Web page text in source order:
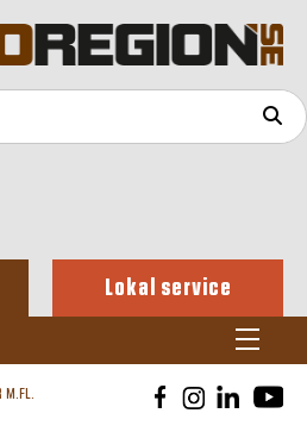
Lokal service